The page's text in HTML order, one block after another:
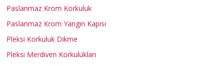
u
k
Paslanmaz Krom Korkuluk
Paslanmaz Krom Yangın Kapısı
Pleksi Korkuluk Dikme
Pleksi Merdiven Korkulukları